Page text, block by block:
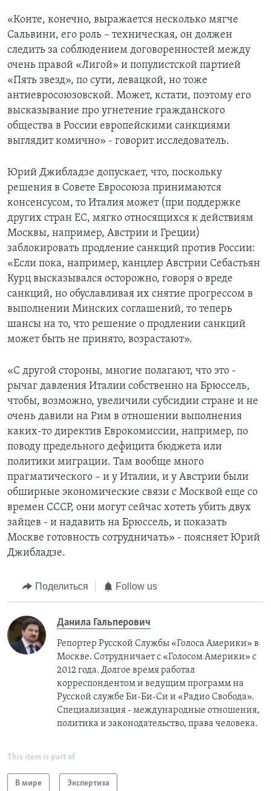
«Конте, конечно, выражается несколько мягче
Сальвини, его роль – техническая, он должен
следить за соблюдением договоренностей между
очень правой «Лигой» и популистской партией
«Пять звезд», по сути, левацкой, но тоже
антиевросоюзовской. Может, кстати, поэтому его
высказывание про угнетение гражданского
общества в России европейскими санкциями
выглядит комично» - говорит исследователь.
Юрий Джибладзе допускает, что, поскольку
решения в Совете Евросоюза принимаются
консенсусом, то Италия может (при поддержке
других стран ЕС, мягко относящихся к действиям
Москвы, например, Австрии и Греции)
заблокировать продление санкций против России:
«Если пока, например, канцлер Австрии Себастьян
Курц высказывался осторожно, говоря о вреде
санкций, но обуславливая их снятие прогрессом в
выполнении Минских соглашений, то теперь
шансы на то, что решение о продлении санкций
может быть не принято, возрастают».
«С другой стороны, многие полагают, что это -
рычаг давления Италии собственно на Брюссель,
чтобы, возможно, увеличили субсидии стране и не
очень давили на Рим в отношении выполнения
каких-то директив Еврокомиссии, например, по
поводу предельного дефицита бюджета или
политики миграции. Там вообще много
прагматического – и у Италии, и у Австрии были
обширные экономические связи с Москвой еще со
времен СССР, они могут сейчас хотеть убить двух
зайцев - и надавить на Брюссель, и показать
Москве готовность сотрудничать» - поясняет Юрий
Джибладзе.
Поделиться Follow us
Данила Гальперович
Репортер Русской Службы «Голоса Америки» в
Москве. Сотрудничает с «Голосом Америки» с
2012 года. Долгое время работал
корреспондентом и ведущим программ на
Русской службе Би-Би-Си и «Радио Свобода».
Специализация - международные отношения,
политика и законодательство, права человека.
This item is part of
В мире Экспертиза